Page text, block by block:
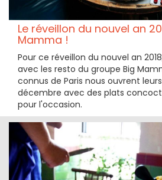
Le réveillon du nouvel an
Mamma !
Pour ce réveillon du nouvel an
avec les resto du groupe Big
connus de Paris nous ouvrent
décembre avec des plats
pour l'occasion.